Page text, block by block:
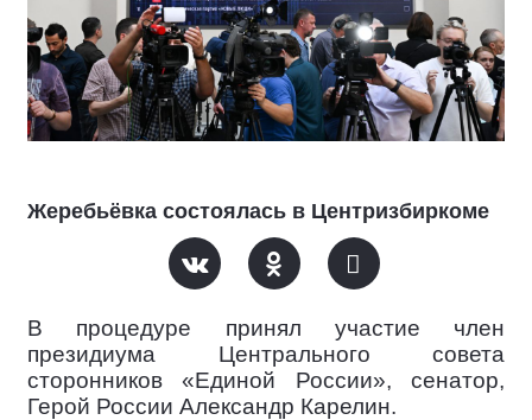
Жеребьёвка состоялась в Центризбиркоме
В процедуре принял участие член
президиума Центрального совета
сторонников «Единой России», сенатор,
Герой России Александр Карелин.